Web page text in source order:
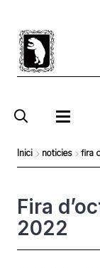
contingut
d'Ariadna
Inici noticies fira
Fira
2022